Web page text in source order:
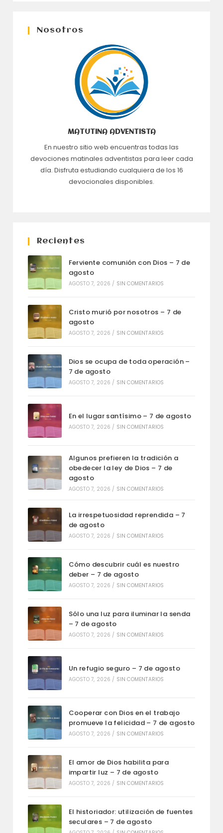
Nosotros
MATUTINA ADVENTISTA
En nuestro sitio web encuentras todas las
devociones matinales adventistas para leer cada
día. Disfruta estudiando cualquiera de los 16
devocionales disponibles.
Recientes
Ferviente comunión con Dios – 7 de
agosto
AGOSTO 7, 2026 / SIN COMENTARIOS
Cristo murió por nosotros – 7 de
agosto
AGOSTO 7, 2026 / SIN COMENTARIOS
Dios se ocupa de toda operación –
7 de agosto
AGOSTO 7, 2026 / SIN COMENTARIOS
En el lugar santísimo – 7 de agosto
AGOSTO 7, 2026 / SIN COMENTARIOS
Algunos prefieren la tradición a
obedecer la ley de Dios – 7 de
agosto
AGOSTO 7, 2026 / SIN COMENTARIOS
La irrespetuosidad reprendida – 7
de agosto
AGOSTO 7, 2026 / SIN COMENTARIOS
Cómo descubrir cuál es nuestro
deber – 7 de agosto
AGOSTO 7, 2026 / SIN COMENTARIOS
Sólo una luz para iluminar la senda
– 7 de agosto
AGOSTO 7, 2026 / SIN COMENTARIOS
Un refugio seguro – 7 de agosto
AGOSTO 7, 2026 / SIN COMENTARIOS
Cooperar con Dios en el trabajo
promueve la felicidad – 7 de agosto
AGOSTO 7, 2026 / SIN COMENTARIOS
El amor de Dios habilita para
impartir luz – 7 de agosto
AGOSTO 7, 2026 / SIN COMENTARIOS
El historiador: utilización de fuentes
seculares – 7 de agosto